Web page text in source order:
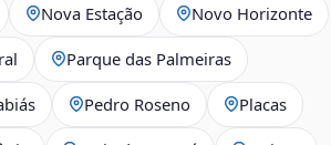
Nova Estação Novo Horizonte
Parque das Palmeiras
Pedro Roseno Placas